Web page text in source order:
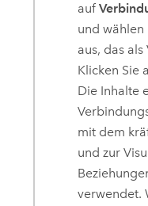
auf
und
aus, das
Klicken Sie
Die Inhalte
mit dem
und zur
verwendet.